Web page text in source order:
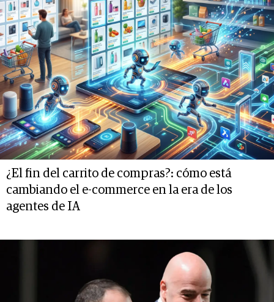
¿El fin del carrito de compras?: cómo está
cambiando el e-commerce en la era de los
agentes de IA